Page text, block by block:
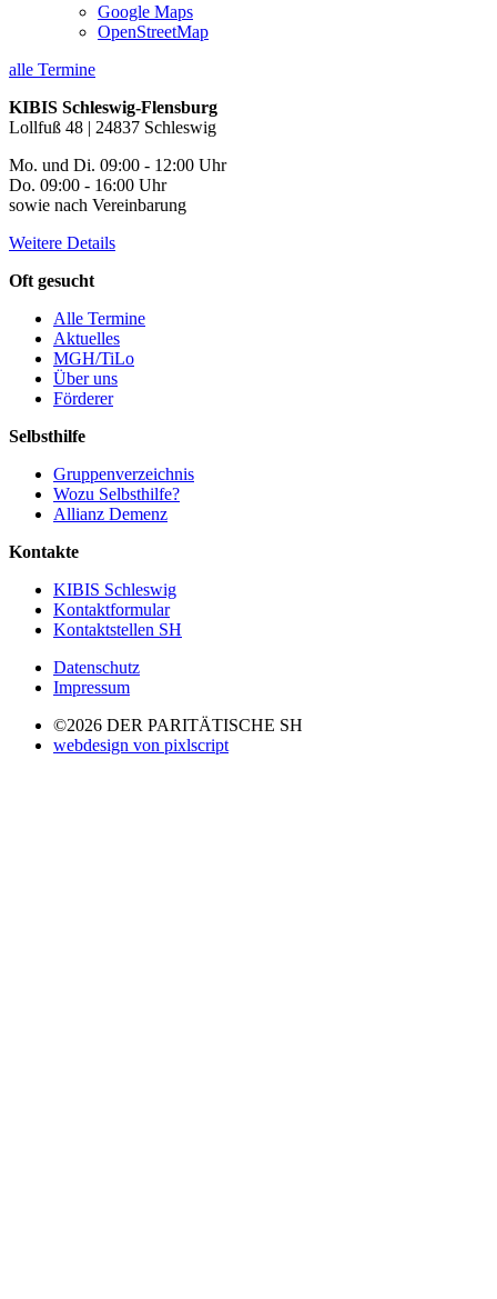
Google Maps
OpenStreetMap
alle Termine
KIBIS Schleswig-Flensburg
Lollfuß 48 | 24837 Schleswig
Mo. und Di. 09:00 - 12:00 Uhr
Do. 09:00 - 16:00 Uhr
sowie nach Vereinbarung
Weitere Details
Oft gesucht
Alle Termine
Aktuelles
MGH/TiLo
Über uns
Förderer
Selbsthilfe
Gruppenverzeichnis
Wozu Selbsthilfe?
Allianz Demenz
Kontakte
KIBIS Schleswig
Kontaktformular
Kontaktstellen SH
Datenschutz
Impressum
©2026 DER PARITÄTISCHE SH
webdesign von pixlscript